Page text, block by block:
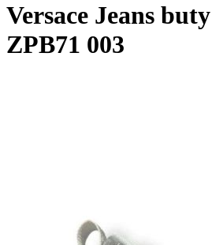
Versace Jeans
ZPB71 003